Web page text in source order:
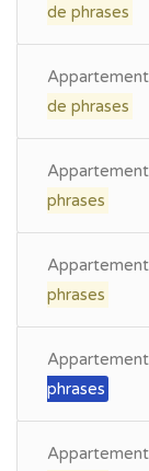
de phrases
de phrases
phrases
phrases
phrases